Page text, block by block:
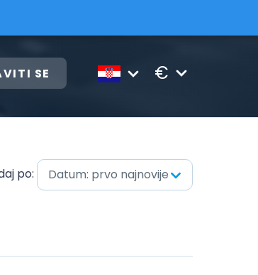
SE €
po: Datum: prvo najnovije